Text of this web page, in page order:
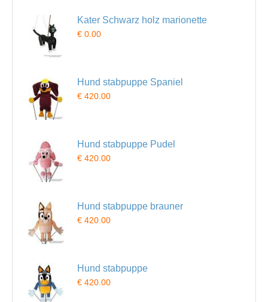
Kater Schwarz holz marionette
€ 0.00
Hund stabpuppe Spaniel
€ 420.00
Hund stabpuppe Pudel
€ 420.00
Hund stabpuppe brauner
€ 420.00
Hund stabpuppe
€ 420.00